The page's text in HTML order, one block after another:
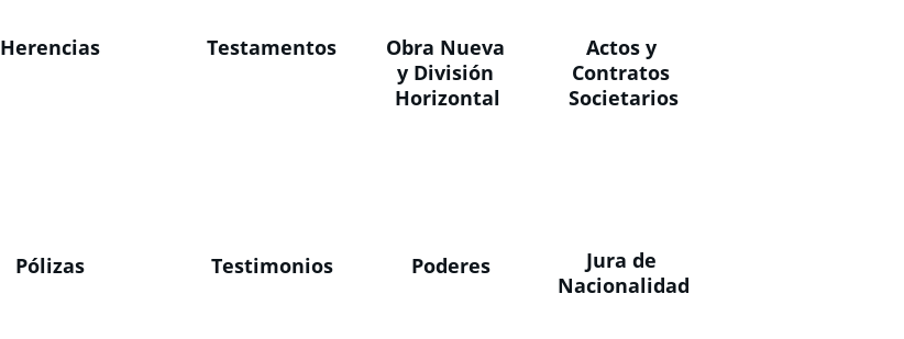
Obra Nueva
y División
Horizontal
Actos y
Contratos
Societarios
Herencias Testamentos
Pólizas Testimonios Poderes
Jura de
Nacionalidad